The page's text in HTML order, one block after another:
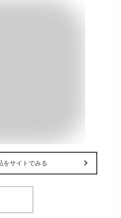
をサイトでみる